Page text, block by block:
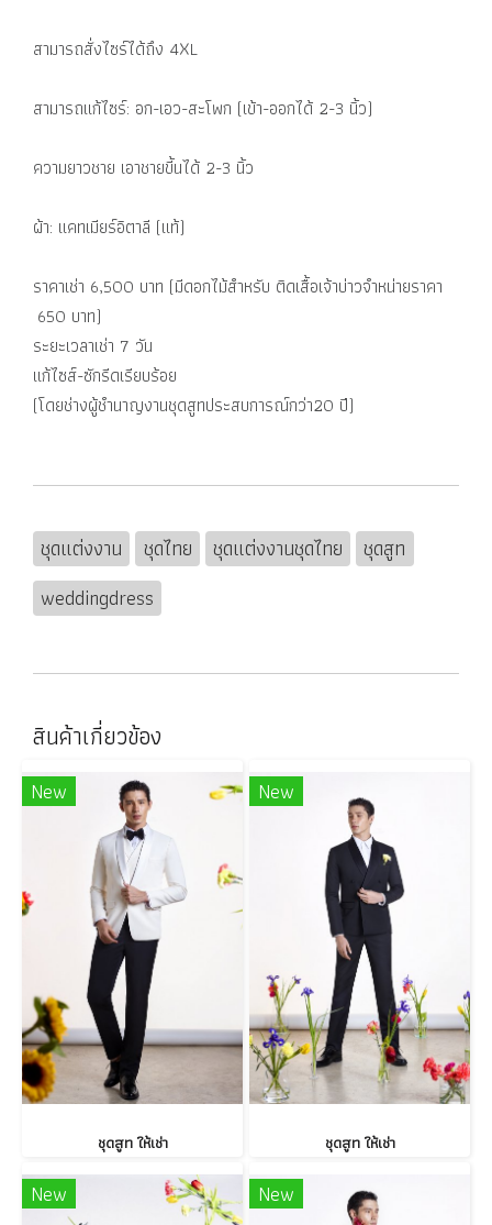
สามารถสั่งไซร์ได้ถึง 4XL
สามารถแก้ไซร์: อก-เอว-สะโพก (เข้า-ออกได้ 2-3 นิ้ว)
ความยาวชาย เอาชายขี้นได้ 2-3 นิ้ว
ผ้า: แคทเมียร์อิตาลี (แท้)
ราคาเช่า 6,500 บาท (มีดอกไม้สำหรับ ติดเสื้อเจ้าบ่าวจำหน่ายราคา
650 บาท)
ระยะเวลาเช่า 7 วัน
แก้ไซส์-ซักรีดเรียบร้อย
(โดยช่างผู้ชำนาญงานชุดสูทประสบการณ์กว่า20 ปี)
ชุดแต่งงาน ชุดไทย ชุดแต่งงานชุดไทย
ชุดสูท
weddingdress
สินค้าเกี่ยวข้อง
New
ชุดสูท ให้เช่า
New
ชุดสูท ให้เช่า
New New